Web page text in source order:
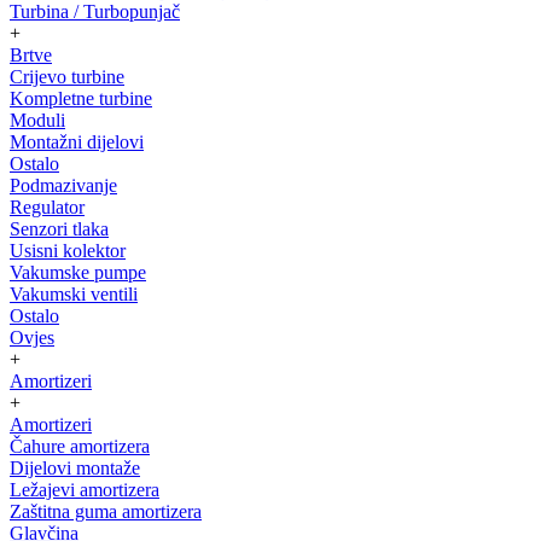
Turbina / Turbopunjač
+
Brtve
Crijevo turbine
Kompletne turbine
Moduli
Montažni dijelovi
Ostalo
Podmazivanje
Regulator
Senzori tlaka
Usisni kolektor
Vakumske pumpe
Vakumski ventili
Ostalo
Ovjes
+
Amortizeri
+
Amortizeri
Čahure amortizera
Dijelovi montaže
Ležajevi amortizera
Zaštitna guma amortizera
Glavčina